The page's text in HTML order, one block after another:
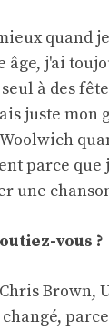
quand
j'ai
à des
juste mon
parce que
une
vous ?
Brown,
parce